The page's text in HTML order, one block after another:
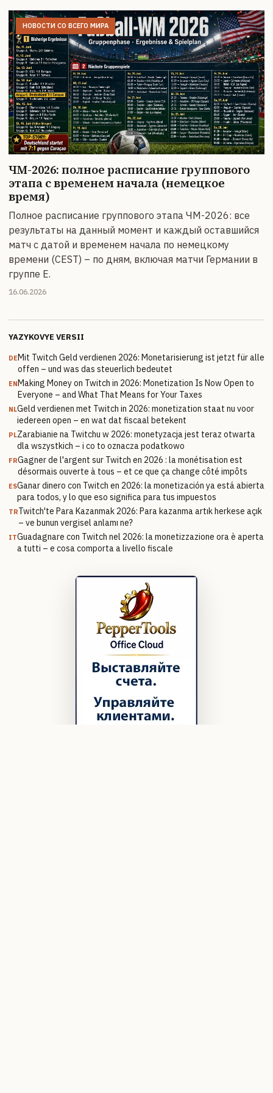
НОВОСТИ СО ВСЕГО МИРА
ЧМ-2026: полное расписание группового
этапа с временем начала (немецкое
время)
Полное расписание группового этапа ЧМ-2026: все
результаты на данный момент и каждый оставшийся
матч с датой и временем начала по немецкому
времени (CEST) – по дням, включая матчи Германии в
группе E.
16.06.2026
YAZYKOVYE VERSII
DEMit Twitch Geld verdienen 2026: Monetarisierung ist jetzt für alle
offen – und was das steuerlich bedeutet
ENMaking Money on Twitch in 2026: Monetization Is Now Open to
Everyone – and What That Means for Your Taxes
NLGeld verdienen met Twitch in 2026: monetization staat nu voor
iedereen open – en wat dat fiscaal betekent
PLZarabianie na Twitchu w 2026: monetyzacja jest teraz otwarta
dla wszystkich – i co to oznacza podatkowo
FRGagner de l'argent sur Twitch en 2026 : la monétisation est
désormais ouverte à tous – et ce que ça change côté impôts
ESGanar dinero con Twitch en 2026: la monetización ya está abierta
para todos, y lo que eso significa para tus impuestos
TRTwitch'te Para Kazanmak 2026: Para kazanma artık herkese açık
– ve bunun vergisel anlamı ne?
ITGuadagnare con Twitch nel 2026: la monetizzazione ora è aperta
a tutti – e cosa comporta a livello fiscale